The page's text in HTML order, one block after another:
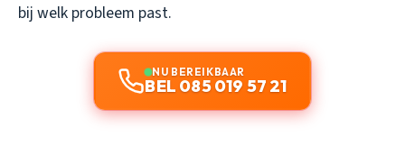
bij welk probleem past.
NU BEREIKBAAR
BEL 085 019 57 21